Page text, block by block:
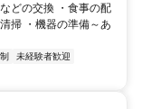
どの交換 ・食事の配
掃 ・機器の準備～あ
未経験者歓迎